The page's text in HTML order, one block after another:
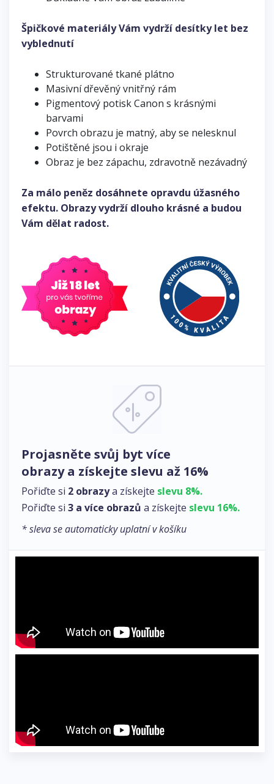
Špičkové materiály Vám vydrží desítky let bez
vyblednutí
Strukturované tkané plátno
Masivní dřevěný vnitřný rám
Pigmentový potisk Canon s krásnými
barvami
Povrch obrazu je matný, aby se nelesknul
Potištěné jsou i okraje
Obraz je bez zápachu, zdravotně nezávadný
Za málo peněz dosáhnete opravdu úžasného
efektu. Obrazy vydrží dlouho krásné a budou
Vám dělat radost.
Projasněte svůj byt více
obrazy a získejte slevu až 16%
Pořiďte si 2 obrazya získejte slevu 8%.
Pořiďte si 3 a více obrazů a získejte slevu 16%.
* sleva se automaticky uplatní v košíku